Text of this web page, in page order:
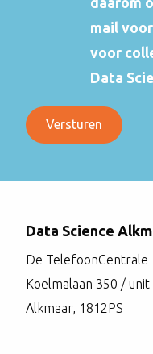
mail
voor
Data
Data Science
De TelefoonCentrale
Koelmalaan 350 / unit
Alkmaar, 1812PS